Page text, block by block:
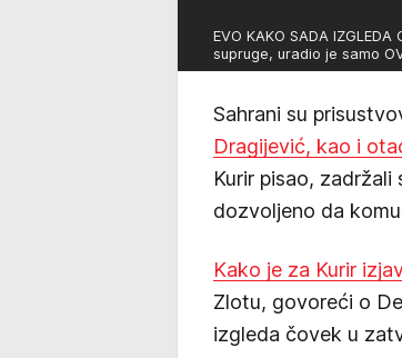
EVO KAKO SADA
supruge, uradio je samo
Sahrani su
Dragijević, kao i
Kurir pisao,
dozvoljeno da
Kako je za Kurir
Zlotu, govoreći o
izgleda čovek u